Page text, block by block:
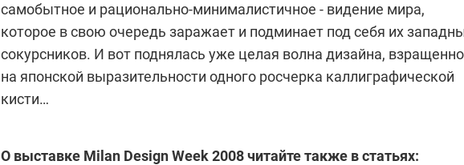
самобытное и рационально-минималистичное - видение мира,
которое в свою очередь заражает и подминает под себя их
сокурсников. И вот поднялась уже целая волна дизайна,
на японской выразительности одного росчерка каллиграфической
кисти…
О выставке Milan Design Week 2008 читайте также в статьях: